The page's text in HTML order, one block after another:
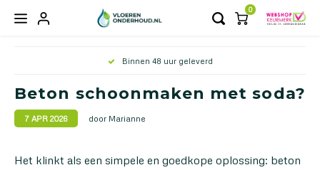
Hoofdmenu / reinigingsproducten
Gevlinderde betonvloeren
Hoofdmenu / periodieke onderhoudsproducten
Gevlinderde betonvloeren
Hoofdmenu / bescherming en accessoires
Apparaten
Hoofdmenu / matten
Buiten matten
Hoofdmenu / totaalpakketten
Gevlinderd betonnen terrassen
0
Veilig bestellen & betalen
Beton schoonmaken met soda?
7 APR 2026 door Marianne
Het klinkt als een simpele en goedkope oplossing: beton